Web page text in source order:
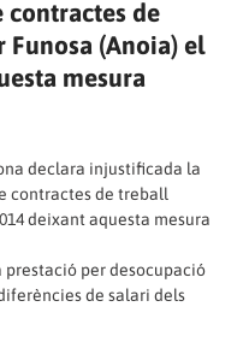
contractes de
(Anoia) el
mesura
declara injustificada la
contractes de treball
deixant aquesta mesura
prestació per desocupació
de salari dels